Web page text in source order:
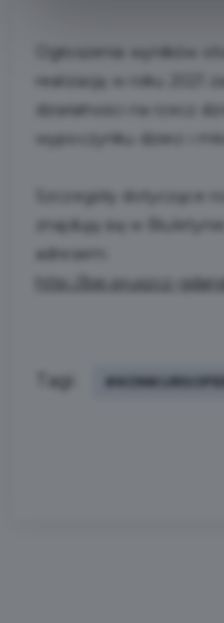
Ogłoszenia wyników
realizację w roku 2021
działalności na rzecz
wypoczynku dzieci i
Szczegóły dotyczące
znajdują się w
adresem:
http://bip.pruszcz-
Tagi: